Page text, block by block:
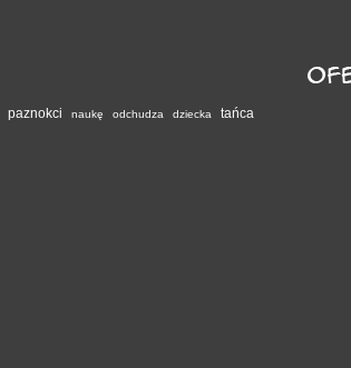
paznokci naukę odchudza dziecka
tańca